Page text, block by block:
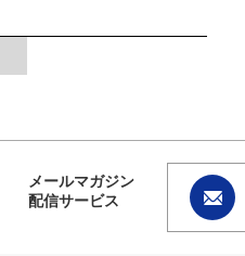
メールマガジン
配信サービス